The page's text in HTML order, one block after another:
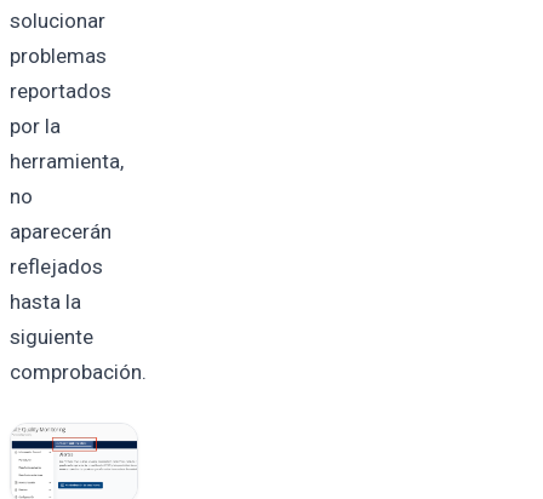
solucionar
problemas
reportados
por la
herramienta,
no
aparecerán
reflejados
hasta la
siguiente
comprobación.